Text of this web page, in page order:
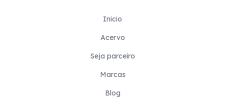
Inicio
Acervo
Seja parceiro
Marcas
Blog